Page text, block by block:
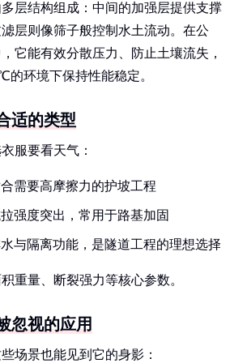
层结构组成：中间的加强层提供支撑
层则像筛子般控制水土流动。在公
它能有效分散压力、防止土壤流失，
环境下保持性能稳定。
适的类型
服要看天气：
合需要高摩擦力的护坡工程
拉强度突出，常用于路基加固
水与隔离功能，是隧道工程的理想选择
重量、断裂强力等核心参数。
忽视的应用
场景也能见到它的身影：